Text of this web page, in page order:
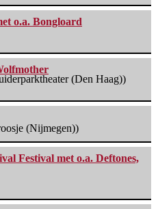
o.a. Bongloard
(Den Haag))
(Nijmegen))
Festival met o.a. Deftones,